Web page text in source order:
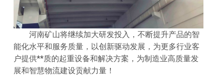
河南矿山将继续加大研发投入，不断提升产品的智
能化水平和服务质量，以创新驱动发展，为更多行业客
户提供**质的起重设备和解决方案，为制造业高质量发
展和智慧物流建设贡献力量！